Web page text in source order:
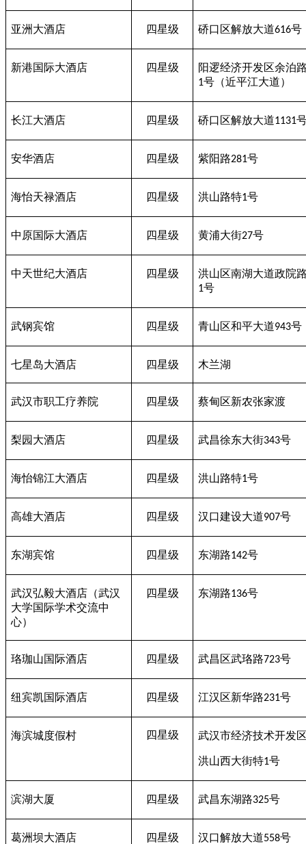
亚洲大酒店 四星级 硚口区解放大道616号
新港国际大酒店 四星级 阳逻经济开发区余泊
1号（近平江大道）
长江大酒店 四星级 硚口区解放大道1131
安华酒店 四星级 紫阳路281号
海怡天禄酒店 四星级 洪山路特1号
中原国际大酒店 四星级 黄浦大街27号
中天世纪大酒店 四星级 洪山区南湖大道政院
1号
武钢宾馆 四星级 青山区和平大道943号
七星岛大酒店 四星级 木兰湖
武汉市职工疗养院 四星级 蔡甸区新农张家渡
梨园大酒店 四星级 武昌徐东大街343号
海怡锦江大酒店 四星级 洪山路特1号
高雄大酒店 四星级 汉口建设大道907号
东湖宾馆 四星级 东湖路142号
武汉弘毅大酒店（武汉
大学国际学术交流中
心）
四星级 东湖路136号
珞珈山国际酒店 四星级 武昌区武珞路723号
纽宾凯国际酒店 四星级 江汉区新华路231号
海滨城度假村 四星级 武汉市经济技术开发
洪山西大街特1号
滨湖大厦 四星级 武昌东湖路325号
葛洲坝大酒店 四星级 汉口解放大道558号